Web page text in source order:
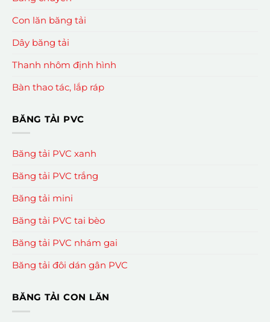
Con lăn băng tải
Dây băng tải
Thanh nhôm định hình
Bàn thao tác, lắp ráp
BĂNG TẢI PVC
Băng tải PVC xanh
Băng tải PVC trắng
Băng tải mini
Băng tải PVC tai bèo
Băng tải PVC nhám gai
Băng tải đôi dán gân PVC
BĂNG TẢI CON LĂN